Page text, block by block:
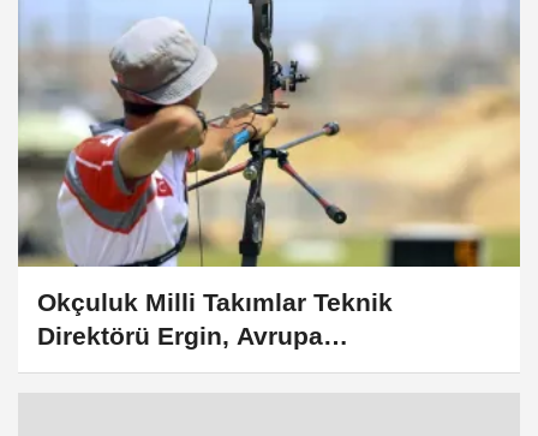
Okçuluk Milli Takımlar Teknik
Direktörü Ergin, Avrupa
Şampiyonası'nı değerlendirdi: